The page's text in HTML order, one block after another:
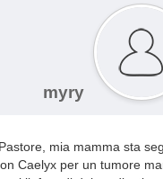
myry
mia mamma sta
Caelyx per un tumore